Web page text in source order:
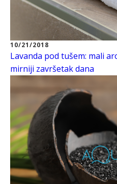
10/21/2018
Lavanda pod tušem: mali
mirniji završetak dana